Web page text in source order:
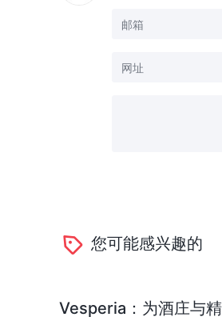
您可能感兴趣的
Vesperia：为酒庄与